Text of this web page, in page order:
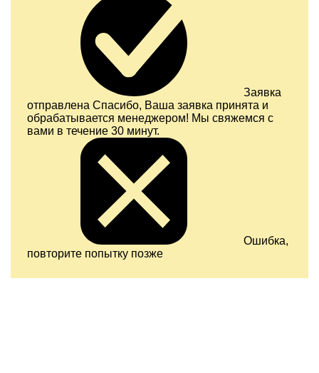
Заявка
отправлена Спасибо, Ваша заявка принята и
обрабатывается менеджером! Мы свяжемся с
вами в течение 30 минут.
Ошибка,
повторите попытку позже